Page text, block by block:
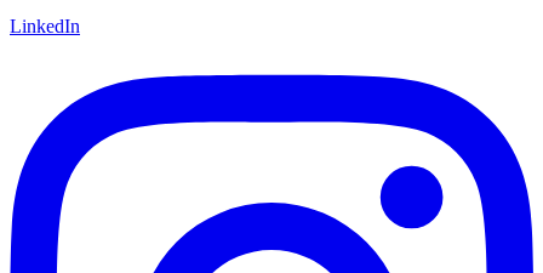
LinkedIn